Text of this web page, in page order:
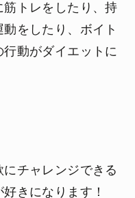
トレをしたり、持
をしたり、ボイト
動がダイエットに
チャレンジできる
きになります！